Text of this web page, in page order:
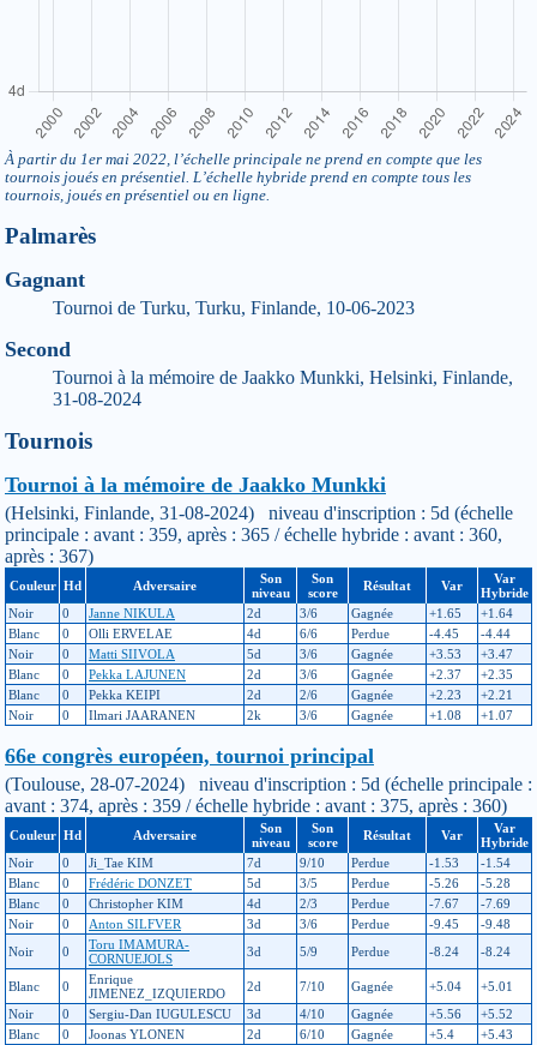
À partir du 1er mai 2022, l’échelle principale ne prend en compte que les
tournois joués en présentiel. L’échelle hybride prend en compte tous les
tournois, joués en présentiel ou en ligne.
Palmarès
Gagnant
Tournoi de Turku, Turku, Finlande, 10-06-2023
Second
Tournoi à la mémoire de Jaakko Munkki, Helsinki, Finlande,
31-08-2024
Tournois
Tournoi à la mémoire de Jaakko Munkki
(Helsinki, Finlande, 31-08-2024) niveau d'inscription : 5d (échelle
principale : avant : 359, après : 365 / échelle hybride : avant : 360,
après : 367)
Couleur Hd Adversaire
Son
niveau
Son
score
Résultat Var
Var
Hybride
Noir
0 Janne NIKULA 2d 3/6 Gagnée +1.65
+1.64
Blanc
0 Olli ERVELAE 4d 6/6 Perdue -4.45
-4.44
Noir
0 Matti SIIVOLA 5d 3/6 Gagnée +3.53
+3.47
Blanc
0 Pekka LAJUNEN 2d 3/6 Gagnée +2.37
+2.35
Blanc
0 Pekka KEIPI 2d 2/6 Gagnée +2.23
+2.21
Noir
0 Ilmari JAARANEN 2k 3/6 Gagnée +1.08 +1.07
66e congrès européen, tournoi principal
(Toulouse, 28-07-2024) niveau d'inscription : 5d (échelle principale :
avant : 374, après : 359 / échelle hybride : avant : 375, après : 360)
Couleur Hd Adversaire
Son
niveau
Son
score
Résultat Var
Var
Hybride
Noir
0 Ji_Tae KIM 7d 9/10 Perdue -1.53
-1.54
Blanc
0 Frédéric DONZET 5d 3/5 Perdue -5.26
-5.28
Blanc
0 Christopher KIM 4d 2/3 Perdue -7.67
-7.69
Noir
0 Anton SILFVER 3d 3/6 Perdue -9.45
-9.48
Noir
0
Toru IMAMURA-
CORNUEJOLS
3d 5/9 Perdue -8.24 -8.24
Blanc 0
Enrique
JIMENEZ_IZQUIERDO
2d 7/10 Gagnée +5.04
+5.01
Noir
0 Sergiu-Dan IUGULESCU 3d 4/10 Gagnée +5.56
+5.52
Blanc
0 Joonas YLONEN 2d 6/10 Gagnée +5.4
+5.43